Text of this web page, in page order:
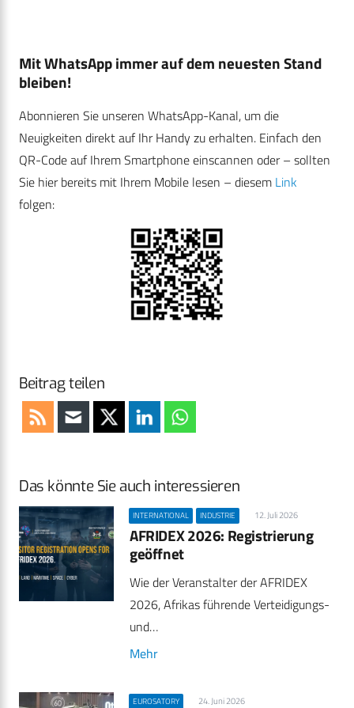
Mit WhatsApp immer auf dem neuesten Stand
bleiben!
Abonnieren Sie unseren WhatsApp-Kanal, um die
Neuigkeiten direkt auf Ihr Handy zu erhalten. Einfach den
QR-Code auf Ihrem Smartphone einscannen oder – sollten
Sie hier bereits mit Ihrem Mobile lesen – diesem Link
folgen:
Beitrag teilen
Das könnte Sie auch interessieren
INTERNATIONAL INDUSTRIE 12. Juli 2026
AFRIDEX 2026: Registrierung
geöffnet
Wie der Veranstalter der AFRIDEX
2026, Afrikas führende Verteidigungs-
und…
Mehr
EUROSATORY 24. Juni 2026